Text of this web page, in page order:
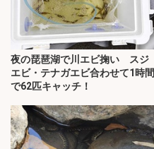
夜の琵琶湖で川エビ掬い スジ
エビ・テナガエビ合わせて1時間
で62匹キャッチ！